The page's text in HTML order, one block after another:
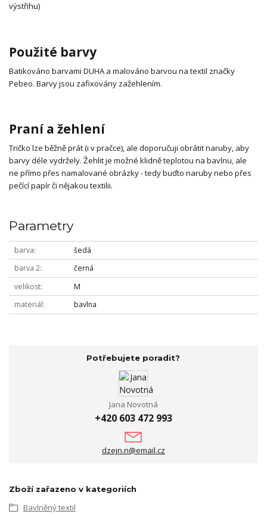
výstřihu)
Použité barvy
Batikováno barvami DUHA a malováno barvou na textil značky
Pebeo. Barvy jsou zafixovány zažehlením.
Praní a žehlení
Tričko lze běžně prát (i v pračce), ale doporučuji obrátit naruby, aby
barvy déle vydržely. Žehlit je možné klidně teplotou na bavlnu, ale
ne přímo přes namalované obrázky - tedy buďto naruby nebo přes
pečící papír či nějakou textilii.
Parametry
barva
šedá
barva 2
černá
velikost
M
materiál
bavlna
Potřebujete poradit?
Jana Novotná
+420 603 472 993
dzejn.n@email.cz
Zboží zařazeno v kategoriích
Bavlněný textil